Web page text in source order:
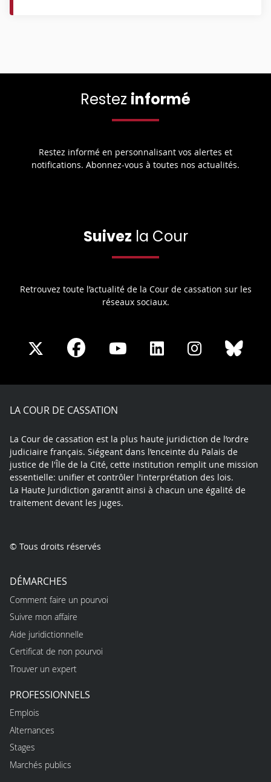
Restez informé
Restez informé en personnalisant vos alertes et
notifications. Abonnez-vous à toutes nos actualités.
Suivez la Cour
Retrouvez toute l’actualité de la Cour de cassation sur les
réseaux sociaux.
Share
X
Share
Facebook
Share
Youtube
Share
LinkedIn
Share
Instagram
LA COUR DE CASSATION
La Cour de cassation est la plus haute juridiction de l’ordre
judiciaire français. Siégeant dans l’enceinte du Palais de
justice de l'Île de la Cité, cette institution remplit une mission
essentielle: unifier et contrôler l'interprétation des lois.
La Haute Juridiction garantit ainsi à chacun une égalité de
traitement devant les juges.
© Tous droits réservés
DÉMARCHES
Comment faire un pourvoi
Suivre mon affaire
Aide juridictionnelle
Certificat de non pourvoi
Trouver un expert
PROFESSIONNELS
Emplois
Alternances
Stages
Marchés publics